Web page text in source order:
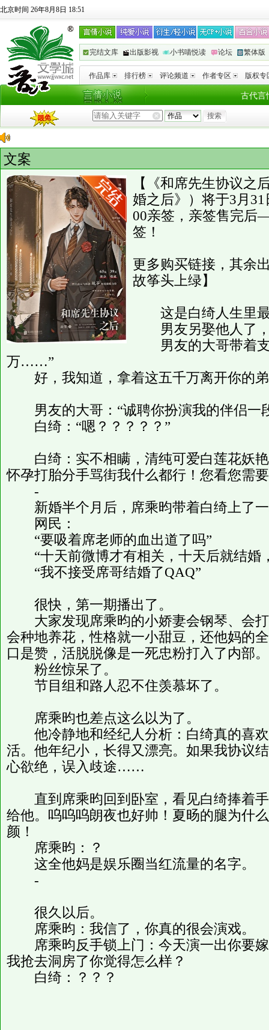
北京时间 26年8月8日 18:51
完结文库 出版影视 小书喵悦读 论坛 繁体版
作品库 排行榜 评论频道 作者专区 版权专
古代言
文案
【《和席先生协议之
婚之后》）将于3月
00亲签，亲签售完后
签！
更多购买链接，其余
故筝头上绿】
这是白绮人生里最
男友另娶他人了
男友的大哥带着支
万……”
好，我知道，拿着这五千万离开你的
男友的大哥：“诚聘你扮演我的伴侣一
白绮：“嗯？？？？？”
白绮：实不相瞒，清纯可爱白莲花妖艳
怀孕打胎分手骂街我什么都行！您看您
-
新婚半个月后，席乘昀带着白绮上了一
网民：
“要吸着席老师的血出道了吗”
“十天前微博才有相关，十天后就结婚
“我不接受席哥结婚了QAQ”
很快，第一期播出了。
大家发现席乘昀的小娇妻会钢琴、会打
会种地养花，性格就一小甜豆，还他妈的
口是赞，活脱脱像是一死忠粉打入了内部。
粉丝惊呆了。
节目组和路人忍不住羡慕坏了。
席乘昀也差点这么以为了。
他冷静地和经纪人分析：白绮真的喜欢
活。他年纪小，长得又漂亮。如果我协议
心欲绝，误入歧途……
直到席乘昀回到卧室，看见白绮捧着手
给他。呜呜呜朗夜也好帅！夏旸的腿为什
颜！
席乘昀：？
这全他妈是娱乐圈当红流量的名字。
-
很久以后。
席乘昀：我信了，你真的很会演戏。
席乘昀反手锁上门：今天演一出你要嫁
我抢去洞房了你觉得怎么样？
白绮：？？？